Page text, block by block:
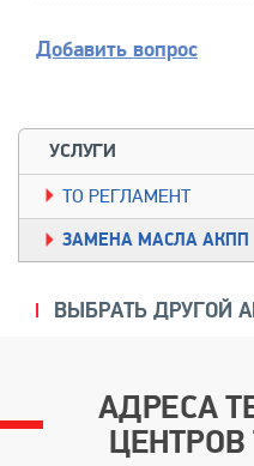
Добавить вопрос
УСЛУГИ
TO РЕГЛАМЕНТ
ЗАМЕНА МАСЛА АКПП
ВЫБРАТЬ ДРУГОЙ
АДРЕСА